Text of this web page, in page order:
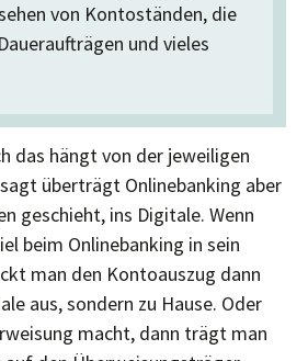
von Kontoständen, die
und vieles
das hängt von der jeweiligen
überträgt Onlinebanking aber
geschieht, ins Digitale. Wenn
beim Onlinebanking in sein
man den Kontoauszug dann
aus, sondern zu Hause. Oder
macht, dann trägt man